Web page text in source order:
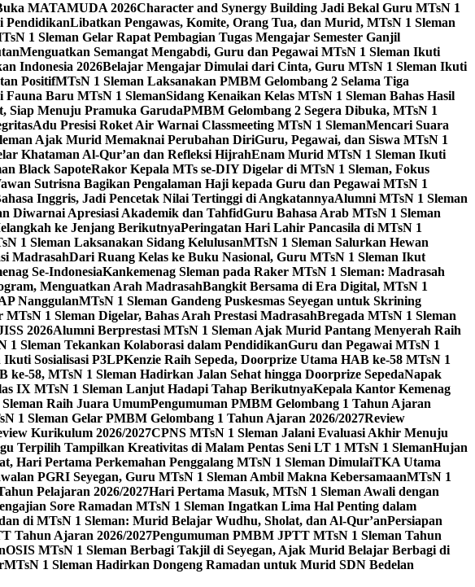
MATAMUDA 2026Character and Synergy Building Jadi Bekal Guru MTsN 1
PendidikanLibatkan Pengawas, Komite, Orang Tua, dan Murid, MTsN 1 Sleman
1 Sleman Gelar Rapat Pembagian Tugas Mengajar Semester Ganjil
Menguatkan Semangat Mengabdi, Guru dan Pegawai MTsN 1 Sleman Ikuti
Indonesia 2026Belajar Mengajar Dimulai dari Cinta, Guru MTsN 1 Sleman Ikuti
PositifMTsN 1 Sleman Laksanakan PMBM Gelombang 2 Selama Tiga
Fauna Baru MTsN 1 SlemanSidang Kenaikan Kelas MTsN 1 Sleman Bahas Hasil
Siap Menuju Pramuka GarudaPMBM Gelombang 2 Segera Dibuka, MTsN 1
Adu Presisi Roket Air Warnai Classmeeting MTsN 1 SlemanMencari Suara
Ajak Murid Memaknai Perubahan DiriGuru, Pegawai, dan Siswa MTsN 1
Khataman Al-Qur’an dan Refleksi HijrahEnam Murid MTsN 1 Sleman Ikuti
Black SapoteRakor Kepala MTs se-DIY Digelar di MTsN 1 Sleman, Fokus
Sutrisna Bagikan Pengalaman Haji kepada Guru dan Pegawai MTsN 1
Inggris, Jadi Pencetak Nilai Tertinggi di AngkatannyaAlumni MTsN 1 Sleman
Diwarnai Apresiasi Akademik dan TahfidGuru Bahasa Arab MTsN 1 Sleman
ke Jenjang BerikutnyaPeringatan Hari Lahir Pancasila di MTsN 1
1 Sleman Laksanakan Sidang KelulusanMTsN 1 Sleman Salurkan Hewan
MadrasahDari Ruang Kelas ke Buku Nasional, Guru MTsN 1 Sleman Ikut
Se-IndonesiaKankemenag Sleman pada Raker MTsN 1 Sleman: Madrasah
Menguatkan Arah MadrasahBangkit Bersama di Era Digital, MTsN 1
NanggulanMTsN 1 Sleman Gandeng Puskesmas Seyegan untuk Skrining
MTsN 1 Sleman Digelar, Bahas Arah Prestasi MadrasahBregada MTsN 1 Sleman
2026Alumni Berprestasi MTsN 1 Sleman Ajak Murid Pantang Menyerah Raih
1 Sleman Tekankan Kolaborasi dalam PendidikanGuru dan Pegawai MTsN 1
Sosialisasi P3LPKenzie Raih Sepeda, Doorprize Utama HAB ke-58 MTsN 1
ke-58, MTsN 1 Sleman Hadirkan Jalan Sehat hingga Doorprize SepedaNapak
IX MTsN 1 Sleman Lanjut Hadapi Tahap BerikutnyaKepala Kantor Kemenag
Raih Juara UmumPengumuman PMBM Gelombang 1 Tahun Ajaran
1 Sleman Gelar PMBM Gelombang 1 Tahun Ajaran 2026/2027Review
Kurikulum 2026/2027CPNS MTsN 1 Sleman Jalani Evaluasi Akhir Menuju
Terpilih Tampilkan Kreativitas di Malam Pentas Seni LT 1 MTsN 1 SlemanHujan
Hari Pertama Perkemahan Penggalang MTsN 1 Sleman DimulaiTKA Utama
PGRI Seyegan, Guru MTsN 1 Sleman Ambil Makna KebersamaanMTsN 1
Pelajaran 2026/2027Hari Pertama Masuk, MTsN 1 Sleman Awali dengan
Sore Ramadan MTsN 1 Sleman Ingatkan Lima Hal Penting dalam
di MTsN 1 Sleman: Murid Belajar Wudhu, Sholat, dan Al-Qur’anPersiapan
Tahun Ajaran 2026/2027Pengumuman PMBM JPTT MTsN 1 Sleman Tahun
OSIS MTsN 1 Sleman Berbagi Takjil di Seyegan, Ajak Murid Belajar Berbagi di
MTsN 1 Sleman Hadirkan Dongeng Ramadan untuk Murid SDN Bedelan